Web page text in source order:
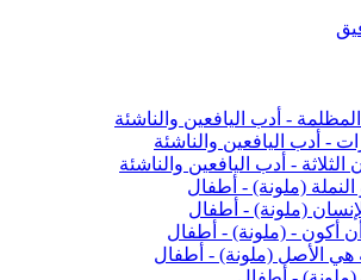
- أدب اليافعين والناشئة
- أدب اليافعين والناشئة
- أدب اليافعين والناشئة
(ملونة) - أطفال
(ملونة) - أطفال
أكون - (ملونة) - أطفال
هي الأصل (ملونة) - أطفال